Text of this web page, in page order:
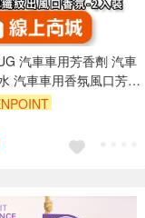
汽車車用芳香劑 汽車
汽車車用香氛風口芳香
浴香 FR-18